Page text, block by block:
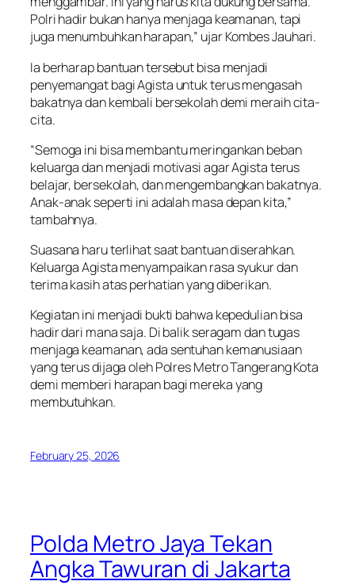
Polri hadir bukan hanya menjaga keamanan, tapi
juga menumbuhkan harapan,” ujar Kombes Jauhari.
Ia berharap bantuan tersebut bisa menjadi
penyemangat bagi Agista untuk terus mengasah
bakatnya dan kembali bersekolah demi meraih cita-
cita.
“Semoga ini bisa membantu meringankan beban
keluarga dan menjadi motivasi agar Agista terus
belajar, bersekolah, dan mengembangkan bakatnya.
Anak-anak seperti ini adalah masa depan kita,”
tambahnya.
Suasana haru terlihat saat bantuan diserahkan.
Keluarga Agista menyampaikan rasa syukur dan
terima kasih atas perhatian yang diberikan.
Kegiatan ini menjadi bukti bahwa kepedulian bisa
hadir dari mana saja. Di balik seragam dan tugas
menjaga keamanan, ada sentuhan kemanusiaan
yang terus dijaga oleh Polres Metro Tangerang Kota
demi memberi harapan bagi mereka yang
membutuhkan.
February 25, 2026
Polda Metro Jaya Tekan
Angka Tawuran di Jakarta